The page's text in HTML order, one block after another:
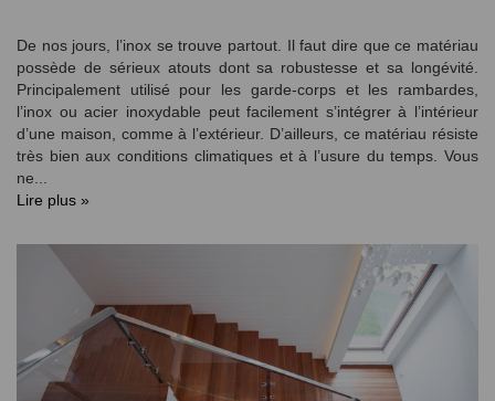
De nos jours, l’inox se trouve partout. Il faut dire que ce matériau
possède de sérieux atouts dont sa robustesse et sa longévité.
Principalement utilisé pour les garde-corps et les rambardes,
l’inox ou acier inoxydable peut facilement s’intégrer à l’intérieur
d’une maison, comme à l’extérieur. D’ailleurs, ce matériau résiste
très bien aux conditions climatiques et à l’usure du temps. Vous
ne...
Lire plus »